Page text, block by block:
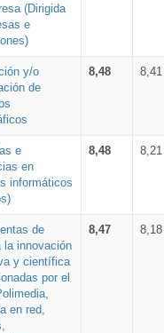
(Dirigida
e
y/o
de
8,48 8,41
e
en
informáticos
8,48 8,21
de
la innovación
y científica
por el
en red,
8,47 8,18